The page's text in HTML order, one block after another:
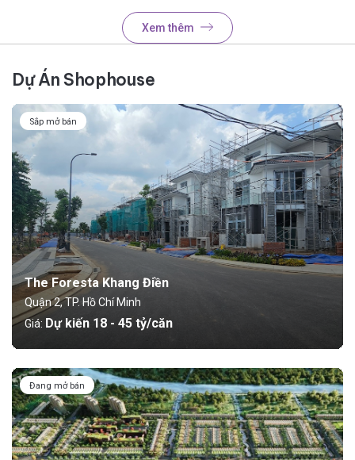
Xem thêm
Dự Án Shophouse
Sắp mở bán
The Foresta Khang Điền
Quận 2, TP. Hồ Chí Minh
Giá: Dự kiến 18 - 45 tỷ/căn
Đang mở bán